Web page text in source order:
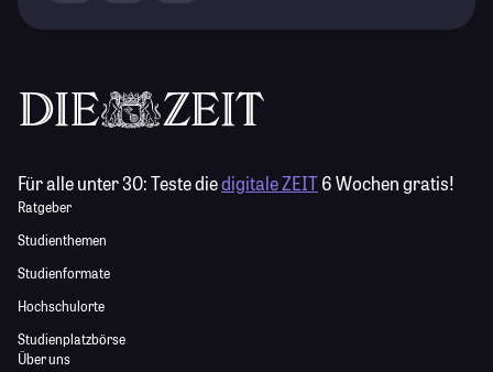
Für alle unter 30:Teste diedigitale ZEIT6 Wochen gratis!
Ratgeber
Studienthemen
Studienformate
Hochschulorte
Studienplatzbörse
Über uns